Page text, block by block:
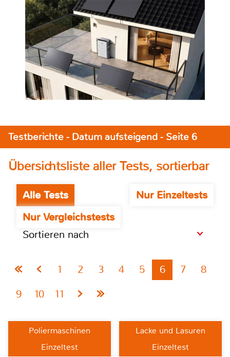
Testberichte - Datum aufsteigend - Seite 6
Übersichtsliste aller Tests, sortierbar
Alle Tests
Nur Einzeltests
Nur Vergleichstests
Sortieren nach
1 2 3 4 5 6 7
8
9
10 11
Poliermaschinen
Einzeltest
Lacke und Lasuren
Einzeltest